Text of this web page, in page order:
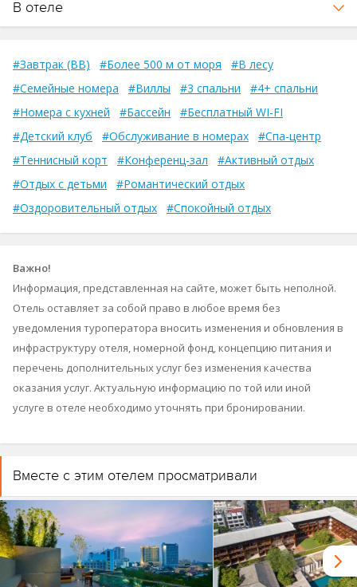
В отеле
#Завтрак (BB) #Более 500 м от моря
#В лесу
#Семейные номера
#Виллы #3 спальни
#4+ спальни
#Номера с кухней
#Бассейн
#Бесплатный WI-FI
#Детский клуб
#Обслуживание в номерах
#Спа-центр
#Теннисный корт
#Конференц-зал
#Активный отдых
#Отдых с детьми
#Романтический отдых
#Оздоровительный отдых
#Спокойный отдых
Важно!
Информация, представленная на сайте, может быть неполной.
Отель оставляет за собой право в любое время без
уведомления туроператора вносить изменения и обновления в
инфраструктуру отеля, номерной фонд, концепцию питания и
перечень дополнительных услуг без изменения качества
оказания услуг. Актуальную информацию по той или иной
услуге в отеле необходимо уточнять при бронировании.
Вместе с этим отелем просматривали